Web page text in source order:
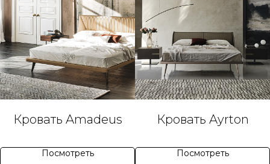
Кровать Amadeus
Посмотреть
Кровать Ayrton
Посмотреть